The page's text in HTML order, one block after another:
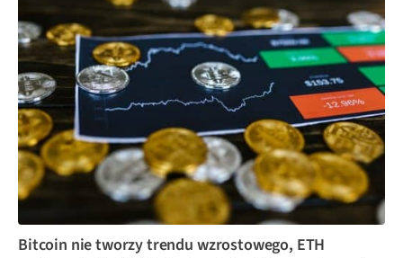
Bitcoin nie tworzy trendu wzrostowego, ETH